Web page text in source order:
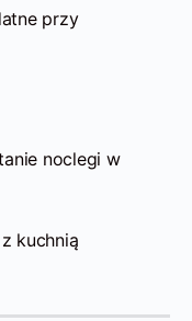
przy
noclegi w
kuchnią